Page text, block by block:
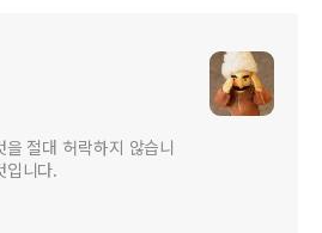
절대 허락하지 않습니
입니다.